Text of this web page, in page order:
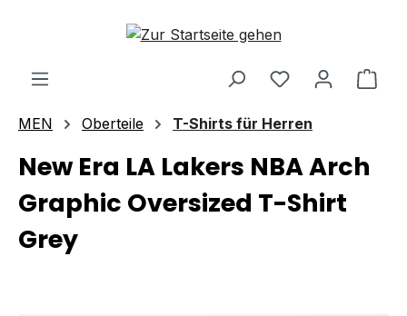
Zum Hauptinhalt springen
MEN Oberteile T-Shirts für Herren
New Era LA Lakers NBA Arch
Graphic Oversized T-Shirt
Grey